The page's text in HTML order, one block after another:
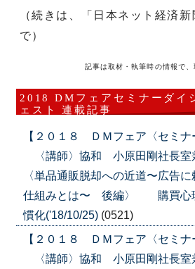
（続きは、「日本ネット経済
で）
記事は取材・執筆時の情報で、
2018 DMフェアセミナーダイ
ェスト 連載記事
【２０１８ ＤＭフェア〈セミナ
〈講師〉協和 小原田剛社長室
〈単品通販脱却への近道〜広告
仕組みとは〜 後編〉 購買心
慣化('18/10/25) (0521)
【２０１８ ＤＭフェア〈セミナ
〈講師〉協和 小原田剛社長室